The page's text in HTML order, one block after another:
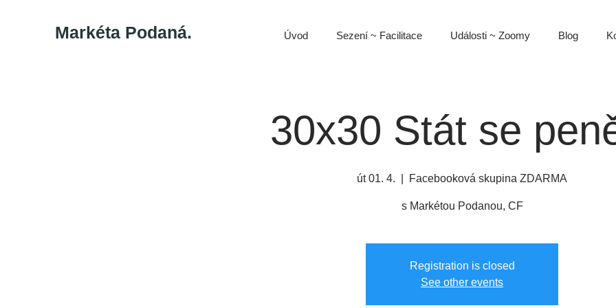
Markéta Podaná. Úvod Sezení ~ Facilitace Události ~ Zoomy Blog
30x30 Stát se
út 01. 4. Facebooková skupina ZDARMA
s Markétou Podanou, CF
Registration is closed
See other events